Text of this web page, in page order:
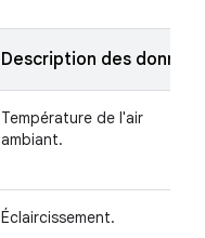
Description des données
Température de l'air
ambiant.
Éclaircissement.